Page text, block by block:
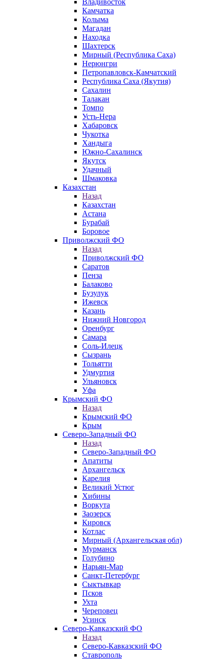
Владивосток
Камчатка
Колыма
Магадан
Находка
Шахтерск
Мирный (Республика Саха)
Нерюнгри
Петропавловск-Камчатский
Республика Саха (Якутия)
Сахалин
Талакан
Томпо
Усть-Нера
Хабаровск
Чукотка
Хандыга
Южно-Сахалинск
Якутск
Удачный
Шмаковка
Казахстан
Назад
Казахстан
Астана
Бурабай
Боровое
Приволжский ФО
Назад
Приволжский ФО
Саратов
Пенза
Балаково
Бузулук
Ижевск
Казань
Нижний Новгород
Оренбург
Самара
Соль-Илецк
Сызрань
Тольятти
Удмуртия
Ульяновск
Уфа
Крымский ФО
Назад
Крымский ФО
Крым
Северо-Западный ФО
Назад
Северо-Западный ФО
Апатиты
Архангельск
Карелия
Великий Устюг
Хибины
Воркута
Заозерск
Кировск
Котлас
Мирный (Архангельская обл)
Мурманск
Голубино
Нарьян-Мар
Санкт-Петербург
Сыктывкар
Псков
Ухта
Череповец
Усинск
Северо-Кавказский ФО
Назад
Северо-Кавказский ФО
Ставрополь